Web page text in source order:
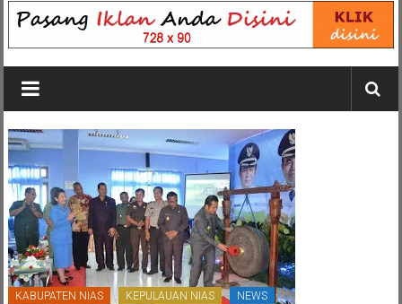
CITRANEWS
INDONESIA
BERANI
DAN
KRISTIS
KABUPATEN NIAS KEPULAUAN NIAS NEWS